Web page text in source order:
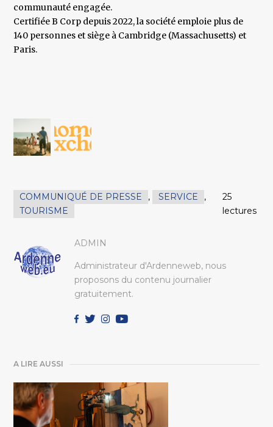
communauté engagée.
Certifiée B Corp depuis 2022, la société emploie plus de
140 personnes et siège à Cambridge (Massachusetts) et
Paris.
COMMUNIQUÉ DE PRESSE , SERVICE
,
TOURISME
25
lectures
ADMIN
Administrateur d'Ardenneweb, nous
proposons du contenu journalier
gratuitement.
A LIRE AUSSI